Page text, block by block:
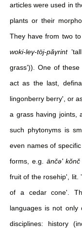
articles were used in
plants or their
They have from two
woki-leγ-töj-păγrint
grass‛)). One of
act as the last,
lingonberry berry', or
a grass having joints,
such phytonyms is
even names of
forms, e.g. änčә' kŏnč
fruit of the rosehip', lit.
of a cedar cone'.
languages is not only
disciplines: history